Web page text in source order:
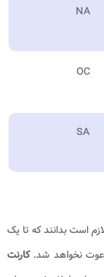
NA
OC
SA
است بدانند که تا یک
دعوت نخواهد شد.کارنت